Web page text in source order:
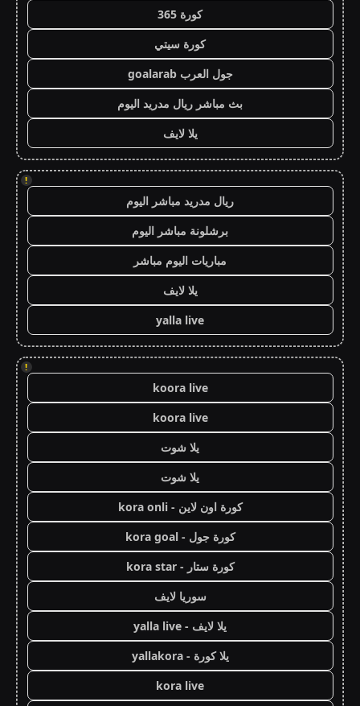
كورة 365
كورة سيتي
جول العرب goalarab
بث مباشر ريال مدريد اليوم
يلا لايف
!
ريال مدريد مباشر اليوم
برشلونة مباشر اليوم
مباريات اليوم مباشر
يلا لايف
yalla live
!
koora live
koora live
يلا شوت
يلا شوت
كورة اون لاين - kora onli
كورة جول - kora goal
كورة ستار - kora star
سوريا لايف
يلا لايف - yalla live
يلا كورة - yallakora
kora live